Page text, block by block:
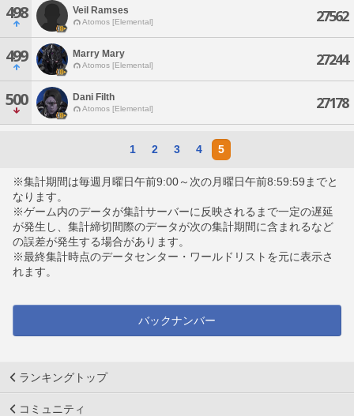
498 Veil Ramses
Atomos [Elemental] 27562
499 Marry Mary
Atomos [Elemental] 27244
500 Dani Filth
Atomos [Elemental] 27178
1 2 3 4 5
※集計期間は毎週月曜日午前9:00～次の月曜日午前8:59:59までと
なります。
※ゲーム内のデータが集計サーバーに反映されるまで一定の遅延
が発生し、集計締切間際のデータが次の集計期間に含まれるなど
の誤差が発生する場合があります。
※最終集計時点のデータセンター・ワールドリストを元に表示さ
れます。
バックナンバー
ランキングトップ
コミュニティ